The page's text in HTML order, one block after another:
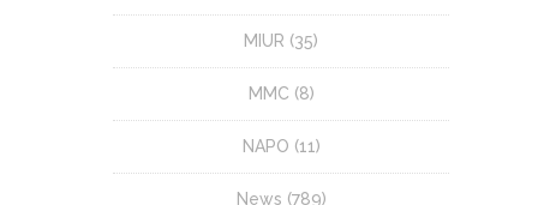
MIUR (35)
MMC (8)
NAPO (11)
News (789)